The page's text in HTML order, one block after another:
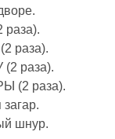
раза).
раза).
раза).
(2 раза).
шнур.